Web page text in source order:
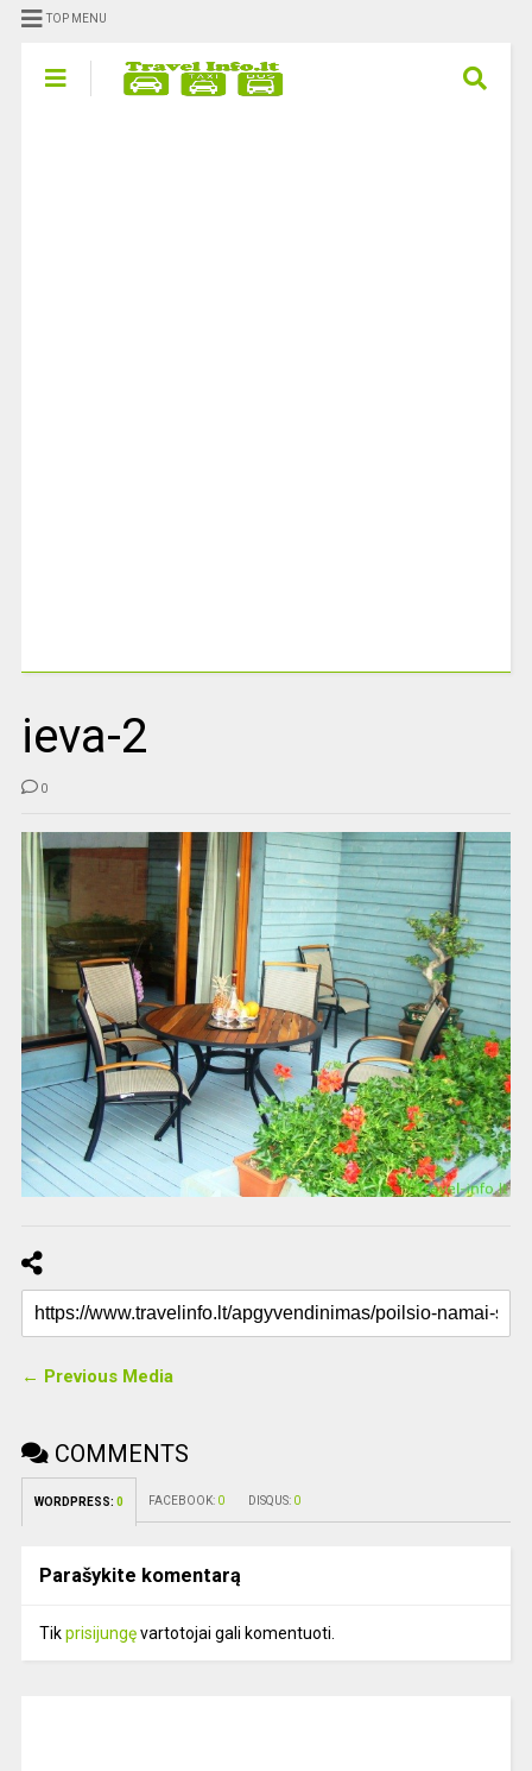
TOP MENU
ieva-2
0
← Previous Media
COMMENTS
WORDPRESS: 0 FACEBOOK: 0 DISQUS: 0
Parašykite komentarą
Tikprisijungęvartotojai gali komentuoti.